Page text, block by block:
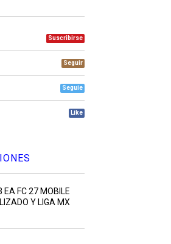
Suscribirse
Seguir
Seguie
Like
EA FC 27 MOBILE
Y LIGA MX